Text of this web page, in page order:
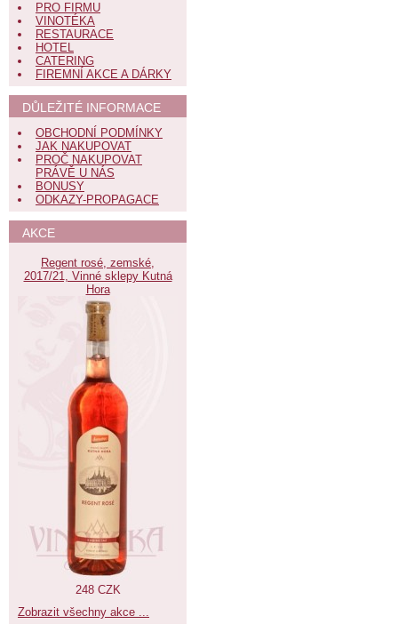
PRO FIRMU
VINOTÉKA
RESTAURACE
HOTEL
CATERING
FIREMNÍ AKCE A DÁRKY
DŮLEŽITÉ INFORMACE
OBCHODNÍ PODMÍNKY
JAK NAKUPOVAT
PROČ NAKUPOVAT
PRÁVĚ U NÁS
BONUSY
ODKAZY-PROPAGACE
AKCE
Regent rosé, zemské,
2017/21, Vinné sklepy Kutná
Hora
248 CZK
Zobrazit všechny akce ...